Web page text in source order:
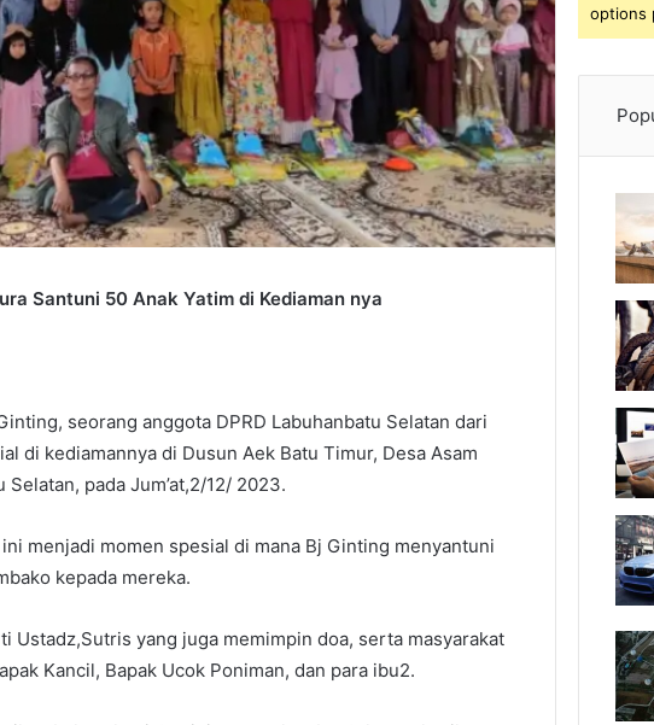
Santuni 50 Anak Yatim di Kediaman nya
seorang anggota DPRD Labuhanbatu Selatan dari
di kediamannya di Dusun Aek Batu Timur, Desa Asam
pada Jum’at,2/12/ 2023.
menjadi momen spesial di mana Bj Ginting menyantuni
kepada mereka.
Ustadz,Sutris yang juga memimpin doa, serta masyarakat
Kancil, Bapak Ucok Poniman, dan para ibu2.
options